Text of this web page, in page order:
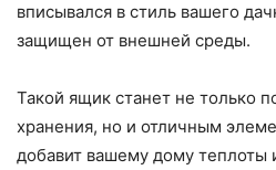
вписывался в стиль вашего
защищен от внешней среды.
Такой ящик станет не только
хранения, но и отличным
добавит вашему дому теплоты